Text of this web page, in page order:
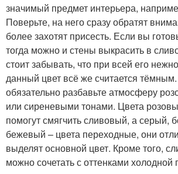
значимый предмет интерьера,
Поверьте, на него сразу обратят
более захотят присесть. Если вы
тогда можно и стены выкрасить в
стоит забывать, что при всей его
данный цвет всё же считается
обязательно разбавьте атмосферу
или сиреневыми тонами. Цвета
помогут смягчить сливовый, а серый,
бежевый – цвета переходные, они
выделят основной цвет. Кроме того,
можно сочетать с оттенками холодной